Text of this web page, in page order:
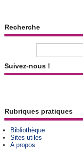
Recherche
Suivez-nous !
Rubriques pratiques
Bibliothèque
Sites utiles
A propos